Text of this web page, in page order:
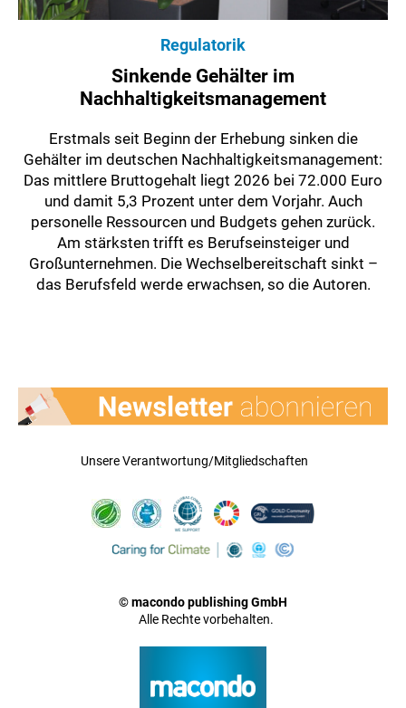
Regulatorik
Sinkende Gehälter im
Nachhaltigkeitsmanagement
Erstmals seit Beginn der Erhebung sinken die
Gehälter im deutschen Nachhaltigkeitsmanagement:
Das mittlere Bruttogehalt liegt 2026 bei 72.000 Euro
und damit 5,3 Prozent unter dem Vorjahr. Auch
personelle Ressourcen und Budgets gehen zurück.
Am stärksten trifft es Berufseinsteiger und
Großunternehmen. Die Wechselbereitschaft sinkt –
das Berufsfeld werde erwachsen, so die Autoren.
Unsere Verantwortung/Mitgliedschaften
© macondo publishing GmbH
Alle Rechte vorbehalten.